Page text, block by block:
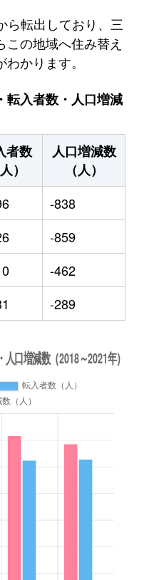
ら転出しており、三
の地域へ住み替え
かります。
転入者数・人口増減
者数
）
人口増減数
（人）
-838
-859
-462
-289